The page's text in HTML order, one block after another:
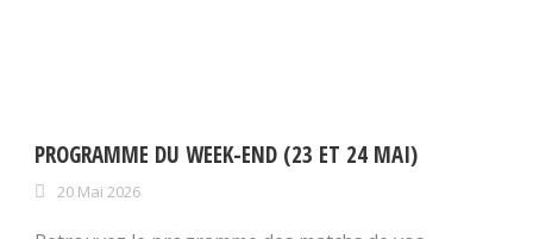
PROGRAMME DU WEEK-END (23 ET 24 MAI)
20 Mai 2026